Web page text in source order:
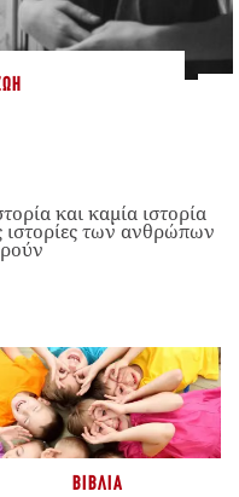
και καμία ιστορία
ιστορίες των ανθρώπων
ΒΙΒΛΊΑ